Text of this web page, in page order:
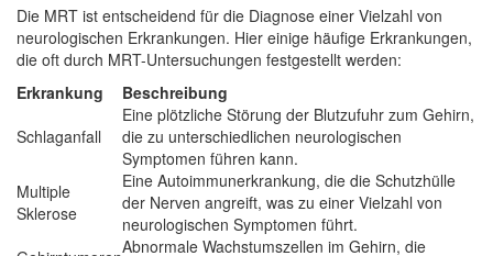
Die MRT ist entscheidend für die Diagnose einer Vielzahl von
neurologischen Erkrankungen. Hier einige häufige Erkrankungen,
die oft durch MRT-Untersuchungen festgestellt werden:
Erkrankung
Beschreibung
Schlaganfall
Eine plötzliche Störung der Blutzufuhr zum Gehirn,
die zu unterschiedlichen neurologischen
Symptomen führen kann.
Multiple
Sklerose
Eine Autoimmunerkrankung, die die Schutzhülle
der Nerven angreift, was zu einer Vielzahl von
neurologischen Symptomen führt.
Abnormale Wachstumszellen im Gehirn, die